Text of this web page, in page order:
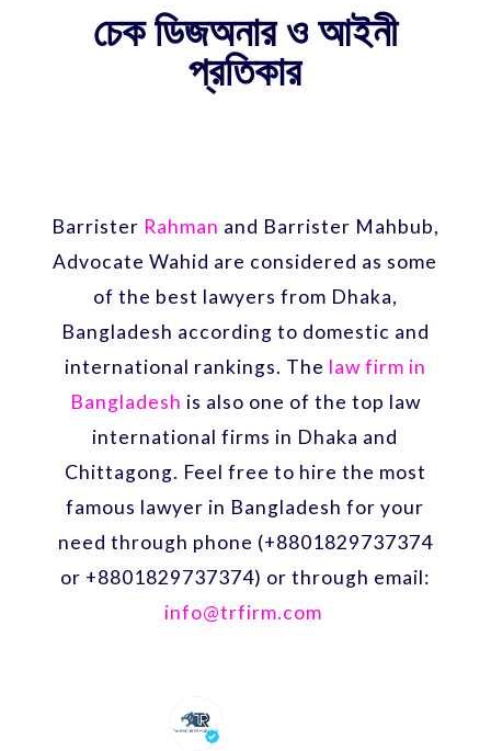
চেক ডিজঅনার ও আইনী
প্রতিকার
Barrister Rahman and Barrister Mahbub,
Advocate Wahid are considered as some
of the best lawyers from Dhaka,
Bangladesh according to domestic and
international rankings. The law firm in
Bangladesh is also one of the top law
international firms in Dhaka and
Chittagong. Feel free to hire the most
famous lawyer in Bangladesh for your
need through phone (+8801829737374
or +8801829737374) or through email:
info@trfirm.com